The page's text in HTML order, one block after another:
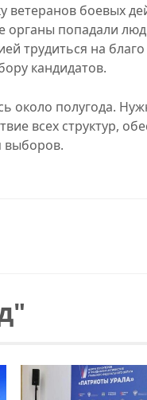
ветеранов боевых
органы попадали
трудиться на
кандидатов.
около полугода.
всех структур,
выборов.